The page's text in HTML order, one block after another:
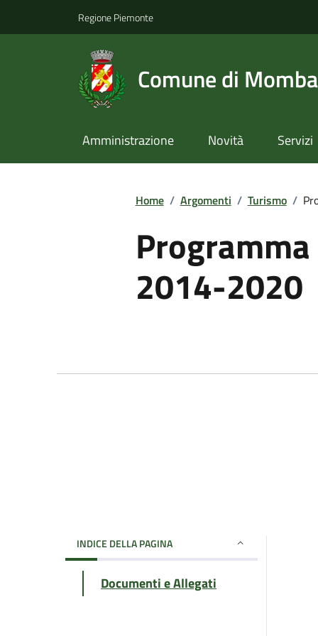
Regione Piemonte
Comune di
Amministrazione Novità Servizi
Home / Argomenti / Turismo /
2014-2020
INDICE DELLA PAGINA
Documenti e Allegati